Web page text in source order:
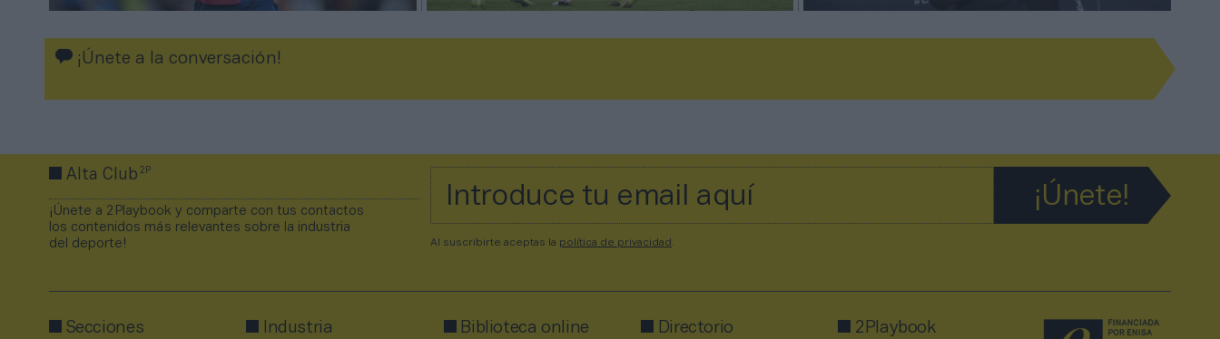
¡Únete a la conversación!
Alta Club2P
¡Únete a 2Playbook y comparte con tus contactos
los contenidos más relevantes sobre la industria
del deporte!
Al suscribirte aceptas la política de privacidad
Secciones Industria Biblioteca online Directorio 2Playbook